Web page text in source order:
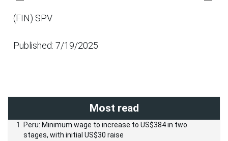
(FIN) SPV
Published: 7/19/2025
Most read
Peru: Minimum wage to increase to US$384 in two
stages, with initial US$30 raise